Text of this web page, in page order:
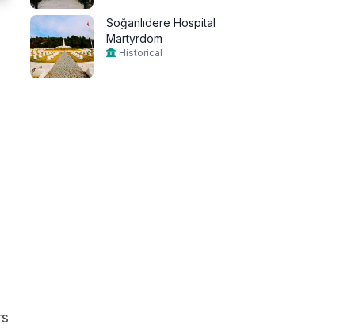
Soğanlıdere Hospital
Martyrdom
Historical